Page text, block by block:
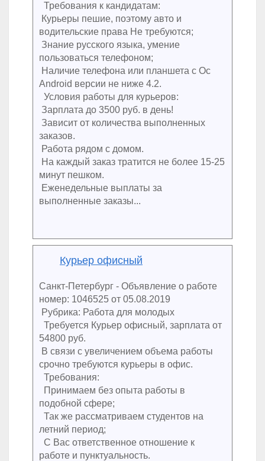
Требования к кандидатам:
Курьеры пешие, поэтому авто и
водительские права Не требуются;
Знание русского языка, умение
пользоваться телефоном;
Наличие телефона или планшета с Ос
Android версии не ниже 4.2.
Условия работы для курьеров:
Зарплата до 3500 руб. в день!
Зависит от количества выполненных
заказов.
Работа рядом с домом.
На каждый заказ тратится не более 15-25
минут пешком.
Еженедельные выплаты за
выполненные заказы...
Курьер офисный
Санкт-Петербург - Объявление о работе
номер: 1046525 от 05.08.2019
Рубрика: Работа для молодых
Требуется Курьер офисный, зарплата от
54800 руб.
В связи с увеличением объема работы
срочно требуются курьеры в офис.
Требования:
Принимаем без опыта работы в
подобной сфере;
Так же рассматриваем студентов на
летний период;
С Вас ответственное отношение к
работе и пунктуальность.